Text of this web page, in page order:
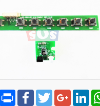
Print
FacebookTwitterGoogle+LinkedIn